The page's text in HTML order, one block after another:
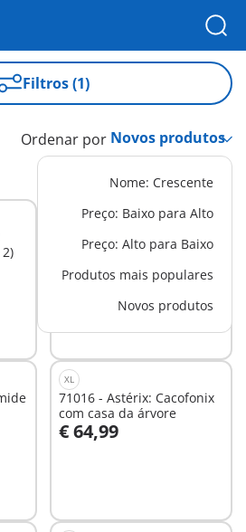
Filtros (1)
Ordenar por
Nome: Crescente
Preço: Baixo para Alto
Preço: Alto para Baixo
Produtos mais populares
Novos produtos
EXCLUSIVO M
71015 - Astérix: Tenda com
generais
€ 39,99
disponível
XL
71016 - Astérix: Cacofonix
com casa da árvore
€ 64,99